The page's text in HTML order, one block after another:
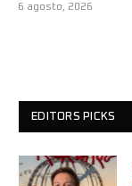
6 agosto, 2026
EDITORS PICKS